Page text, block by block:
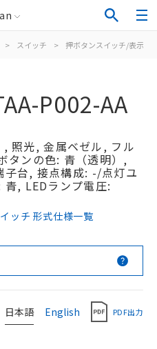
> スイッチ > 押ボタンスイッチ/表示灯
P002-AA
照光, 金属ベゼル, フル
タンの色: 青（透明）,
台, 接点構成: -/点灯ユ
, LEDランプ電圧:
ッチ 形式仕様一覧
日本語 English PDF出力